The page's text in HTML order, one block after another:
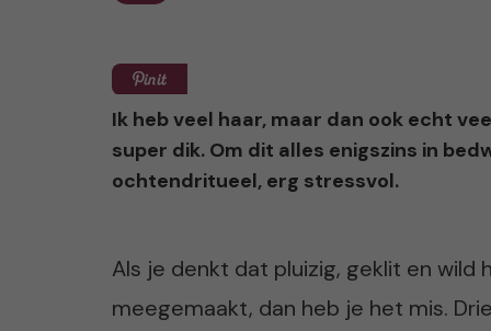
Ik heb veel haar, maar dan ook echt
super dik. Om dit alles enigszins in
ochtendritueel, erg stressvol.
Als je denkt dat pluizig, geklit en
meegemaakt, dan heb je het mis.